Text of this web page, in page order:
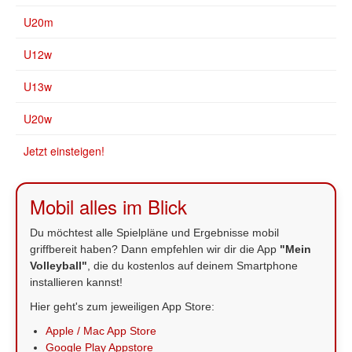
U20m
U12w
U13w
U20w
Jetzt einsteigen!
Mobil alles im Blick
Du möchtest alle Spielpläne und Ergebnisse mobil
griffbereit haben? Dann empfehlen wir dir die App "Mein
Volleyball" , die du kostenlos auf deinem Smartphone
installieren kannst!
Hier geht's zum jeweiligen App Store:
Apple / Mac App Store
Google Play Appstore